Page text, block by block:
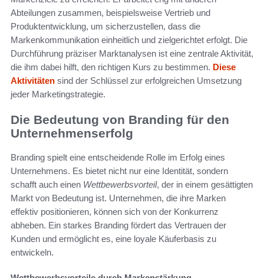
Abteilungen zusammen, beispielsweise Vertrieb und
Produktentwicklung, um sicherzustellen, dass die
Markenkommunikation einheitlich und zielgerichtet erfolgt. Die
Durchführung präziser Marktanalysen ist eine zentrale Aktivität,
die ihm dabei hilft, den richtigen Kurs zu bestimmen. Diese
Aktivitäten sind der Schlüssel zur erfolgreichen Umsetzung
jeder Marketingstrategie.
Die Bedeutung von Branding für den
Unternehmenserfolg
Branding spielt eine entscheidende Rolle im Erfolg eines
Unternehmens. Es bietet nicht nur eine Identität, sondern
schafft auch einen Wettbewerbsvorteil, der in einem gesättigten
Markt von Bedeutung ist. Unternehmen, die ihre Marken
effektiv positionieren, können sich von der Konkurrenz
abheben. Ein starkes Branding fördert das Vertrauen der
Kunden und ermöglicht es, eine loyale Käuferbasis zu
entwickeln.